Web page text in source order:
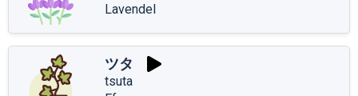
Lavendel
ツタ
tsuta